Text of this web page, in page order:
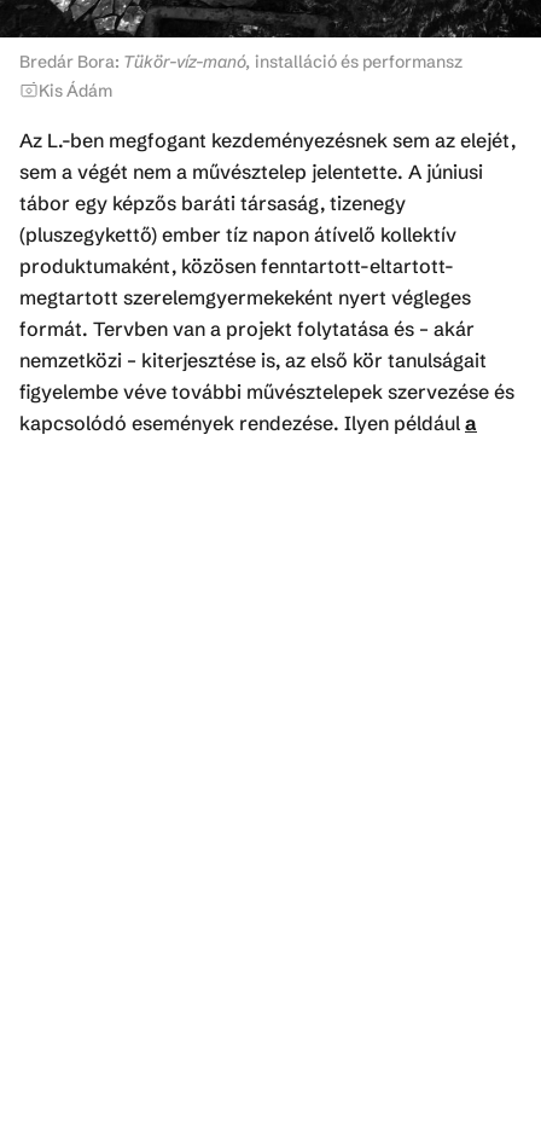
Bredár Bora: Tükör-víz-manó, installáció és performansz
Kis Ádám
Az L.-ben megfogant kezdeményezésnek sem az elejét,
sem a végét nem a művésztelep jelentette. A júniusi
tábor egy képzős baráti társaság, tizenegy
(pluszegykettő) ember tíz napon átívelő kollektív
produktumaként, közösen fenntartott-eltartott-
megtartott szerelemgyermekeként nyert végleges
formát. Tervben van a projekt folytatása és – akár
nemzetközi – kiterjesztése is, az első kör tanulságait
figyelembe véve további művésztelepek szervezése és
kapcsolódó események rendezése. Ilyen például a